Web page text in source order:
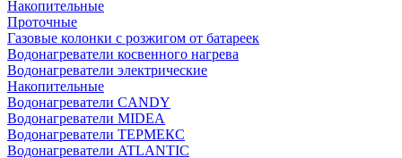
Накопительные
Проточные
Газовые колонки с розжигом от батареек
Водонагреватели косвенного нагрева
Водонагреватели электрические
Накопительные
Водонагреватели CANDY
Водонагреватели MIDEA
Водонагреватели ТЕРМЕКС
Водонагреватели ATLANTIC